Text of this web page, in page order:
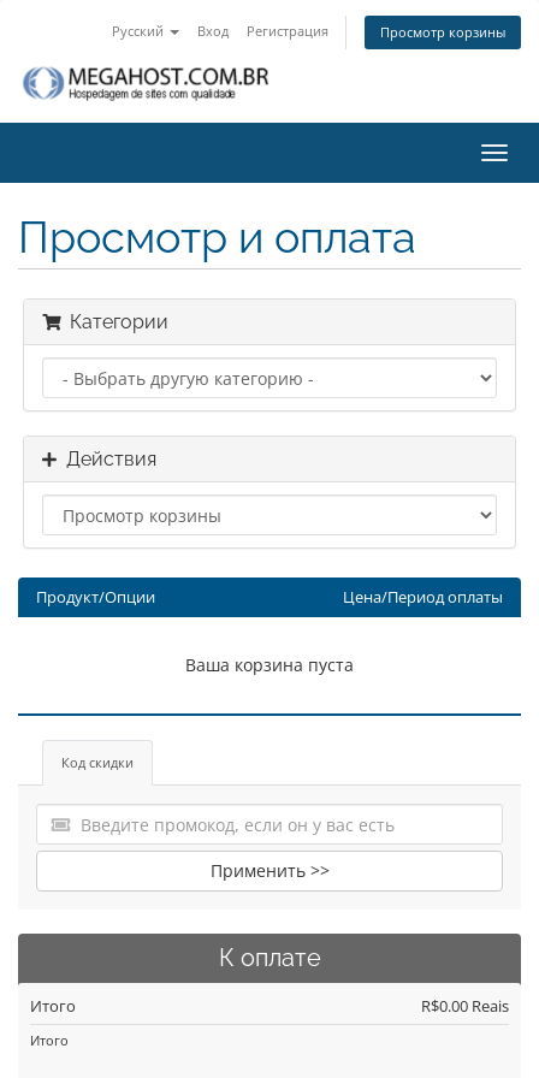
Русский Вход Регистрация Просмотр корзины
Просмотр и оплата
Категории
Действия
Продукт/Опции Цена/Период оплаты
Ваша корзина пуста
Код скидки
Применить >>
К оплате
Итого R$0.00 Reais
Итого